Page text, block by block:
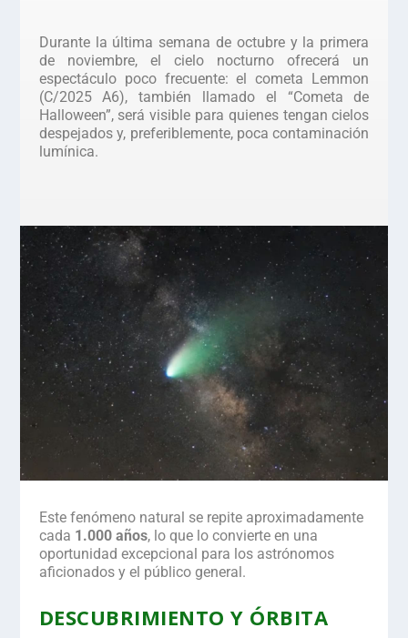
Durante la última semana de octubre y la primera
de noviembre, el cielo nocturno ofrecerá un
espectáculo poco frecuente: el cometa Lemmon
(C/2025 A6), también llamado el “Cometa de
Halloween”, será visible para quienes tengan cielos
despejados y, preferiblemente, poca contaminación
lumínica.
Este fenómeno natural se repite aproximadamente
cada 1.000 años, lo que lo convierte en una
oportunidad excepcional para los astrónomos
aficionados y el público general.
DESCUBRIMIENTO Y ÓRBITA